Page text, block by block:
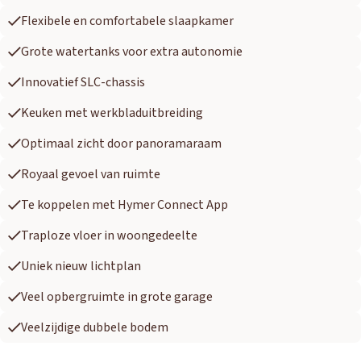
Flexibele en comfortabele slaapkamer
Grote watertanks voor extra autonomie
Innovatief SLC-chassis
Keuken met werkbladuitbreiding
Optimaal zicht door panoramaraam
Royaal gevoel van ruimte
Te koppelen met Hymer Connect App
Traploze vloer in woongedeelte
Uniek nieuw lichtplan
Veel opbergruimte in grote garage
Veelzijdige dubbele bodem